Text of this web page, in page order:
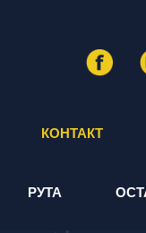
КОНТАКТ
РУТА